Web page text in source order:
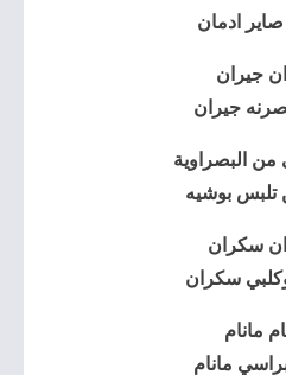
ادمان
جيران
جيران
من البصراوية
تلبس بوشيه
سكران
سكران
مانام
مانام